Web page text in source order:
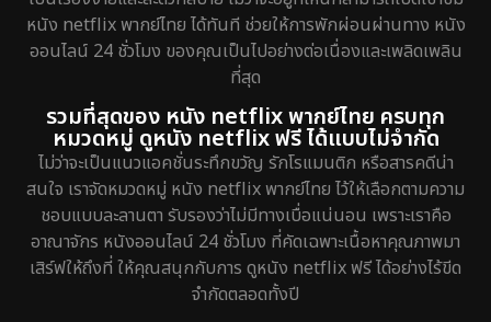
หนัง netflix พากย์ไทย ได้ทันที ช่วยให้การพักผ่อนผ่านทาง หนัง
ออนไลน์ 24 ชั่วโมง ของคุณเป็นไปอย่างต่อเนื่องและเพลิดเพลิน
ที่สุด
รวมที่สุดของ หนัง netflix พากย์ไทย ครบทุก
หมวดหมู่ ดูหนัง netflix ฟรี ได้แบบไม่จำกัด
ไม่ว่าจะเป็นแนวแอคชั่นระทึกขวัญ รักโรแมนติก หรือสารคดีน่า
สนใจ เราจัดหมวดหมู่ หนัง netflix พากย์ไทย ไว้ให้เลือกตามความ
ชอบแบบละลานตา รับรองว่าไม่มีทางเบื่อแน่นอน เพราะเราคือ
อาณาจักร หนังออนไลน์ 24 ชั่วโมง ที่คัดเฉพาะเนื้อหาคุณภาพมา
เสิร์ฟให้ถึงที่ ให้คุณสนุกกับการ ดูหนัง netflix ฟรี ได้อย่างไร้ขีด
จำกัดตลอดทั้งปี